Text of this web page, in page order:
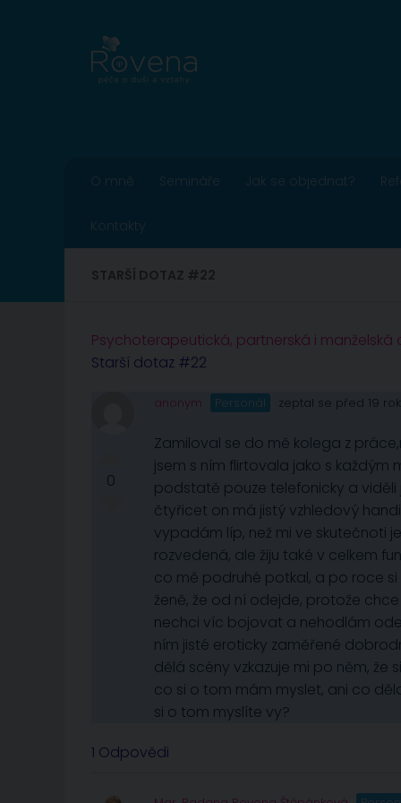
O mně Semináře Jak se objednat?
Kontakty
Psychoterapeutická, partnerská i
Starší dotaz #22
0
anonym Personál zeptal se před 19
Zamiloval se do mě kolega z
jsem s ním flirtovala jako s
podstatě pouze telefonicky a viděli
čtyřicet on má jistý vzhledový
vypadám líp, než mi ve skutečnoti
rozvedená, ale žiju také v celkem
co mě podruhé potkal, a po roce si
ženě, že od ní odejde, protože chce
nechci víc bojovat a nehodlám
ním jisté eroticky zaměřené
dělá scény vzkazuje mi po něm, že
co si o tom mám myslet, ani co
si o tom myslíte vy?
1 Odpovědi